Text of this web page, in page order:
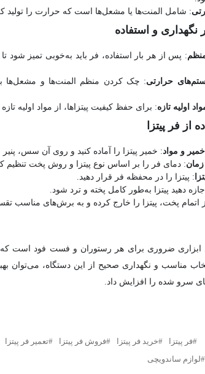
: شامل المنت‌ها یا مشعل‌ها است که حرارت را تولید
نگهداری و استفاده
: پس از هر بار استفاده، فر باید به‌خوبی تمیز شود
حرارتی: چک کردن منظم المنت‌ها و مشعل‌ها
اولیه تازه: برای حفظ کیفیت پیتزاها، از مواد اولیه
از فر پیتزا
و مواد: خمیر پیتزا را آماده کنید و روی آن سس، پنیر
زمان: دمای فر را بر اساس نوع پیتزا و روش پخت تنظیم
: پیتزا را در محفظه فر قرار دهید.
دهید پیتزا به‌طور کامل پخته و ترد شود.
اتمام پخت، پیتزا را خارج کرده و به برش‌های مناسب
ابزاری ضروری برای هر رستوران و فست فود است که
مناسب و نگهداری صحیح از این دستگاه، می‌توان
سرو شده را افزایش داد.
فر پیتزا خرید فر پیتزا فروش فر پیتزا تعمیر فر پیتزا
لوازم ساندویچی